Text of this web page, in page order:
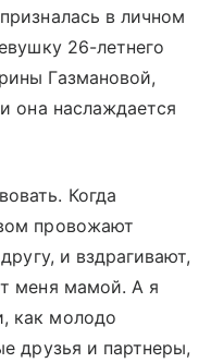
в личном
26-летнего
Газмановой,
она наслаждается
Когда
провожают
и вздрагивают,
меня мамой. А я
как молодо
друзья и партнеры,